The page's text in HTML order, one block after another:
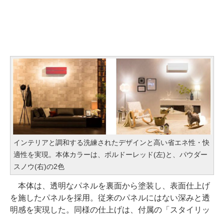
インテリアと調和する洗練されたデザインと高い省エネ性・快
適性を実現。本体カラーは、ボルドーレッド(左)と、パウダー
スノウ(右)の2色
本体は、透明なパネルを裏面から塗装し、表面仕上げ
を施したパネルを採用。従来のパネルにはない深みと透
明感を実現した。同様の仕上げは、付属の「スタイリッ